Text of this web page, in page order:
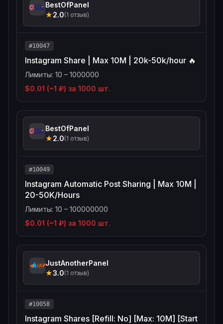
BestOfPanel
★2.0(1 отзыв)
#10047
Instagram Share | Max 10M | 20k-50k/hour 🔥
Лимиты: 10 – 1000000
$0.01 (~1 ₽) за 1000 шт.
BestOfPanel
★2.0(1 отзыв)
#10049
Instagram Automatic Post Sharing | Max 10M |
20-50K/Hours
Лимиты: 10 – 100000000
$0.01 (~1 ₽) за 1000 шт.
JustAnotherPanel
★3.0(1 отзыв)
#10058
Instagram Shares [Refill: No] [Max: 10M] [Start